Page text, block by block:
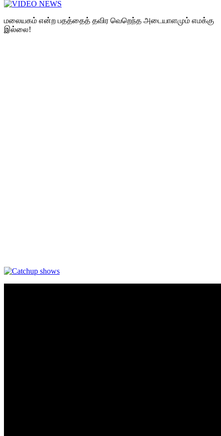
மலையகம் என்ற பதத்தைத் தவிர வெறெந்த அடையாளமும் எமக்கு
இல்லை!